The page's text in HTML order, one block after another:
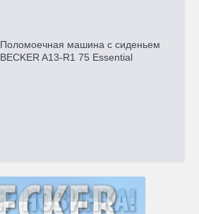
Поломоечная машина с сиденьем
BECKER A13-R1 75 Essential